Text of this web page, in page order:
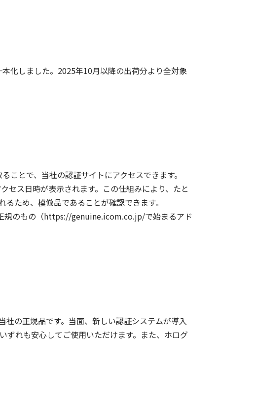
化しました。2025年10月以降の出荷分より全対象
ことで、当社の認証サイトにアクセスできます。
セス日時が表示されます。この仕組みにより、たと
ため、模倣品であることが確認できます。
規のもの（https://genuine.icom.co.jp/で始まるアド
の正規品です。当面、新しい認証システムが導入
ずれも安心してご使用いただけます。また、ホログ